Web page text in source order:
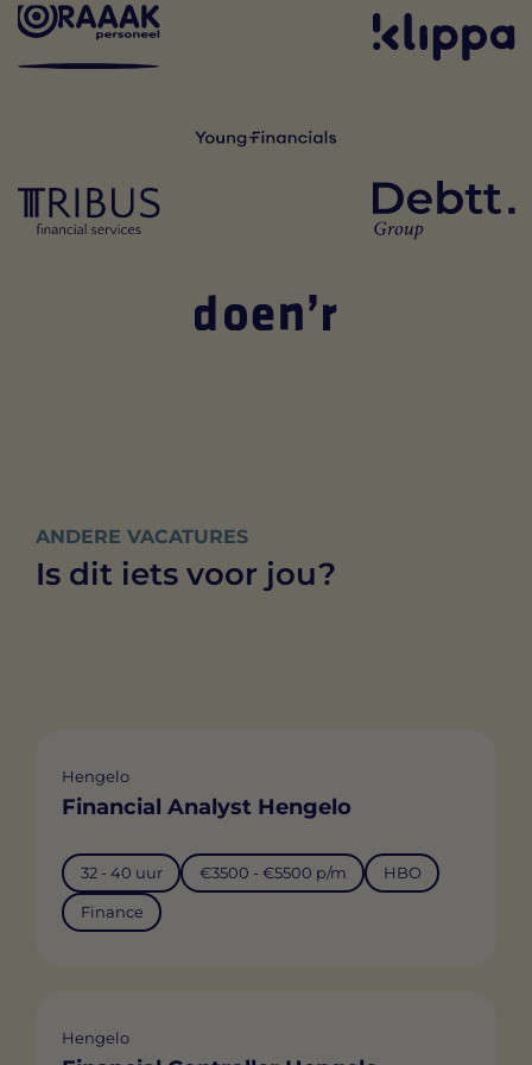
ANDERE VACATURES
Is dit iets voor jou?
Hengelo
Financial Analyst Hengelo
32 - 40 uur €3500 - €5500 p/m HBO
Finance
Hengelo